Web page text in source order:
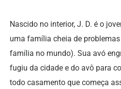
Nascido no interior, J. D. é o
uma família cheia de
família no mundo). Sua avó
fugiu da cidade e do avô para
todo casamento que começa